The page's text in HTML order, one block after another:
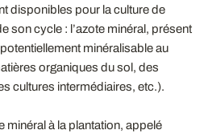
disponibles pour la culture de
son cycle : l’azote minéral, présent
minéralisable au
organiques du sol, des
cultures intermédiaires, etc.).
minéral à la plantation, appelé